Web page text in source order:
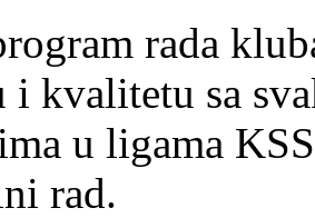
rada
i kvalitetu sa
u ligama
rad.